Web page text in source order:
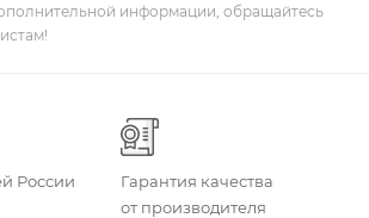
информации, обращайтесь
России
Гарантия качества
от производителя